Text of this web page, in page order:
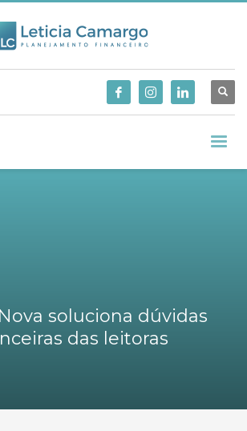
soluciona dúvidas
das leitoras